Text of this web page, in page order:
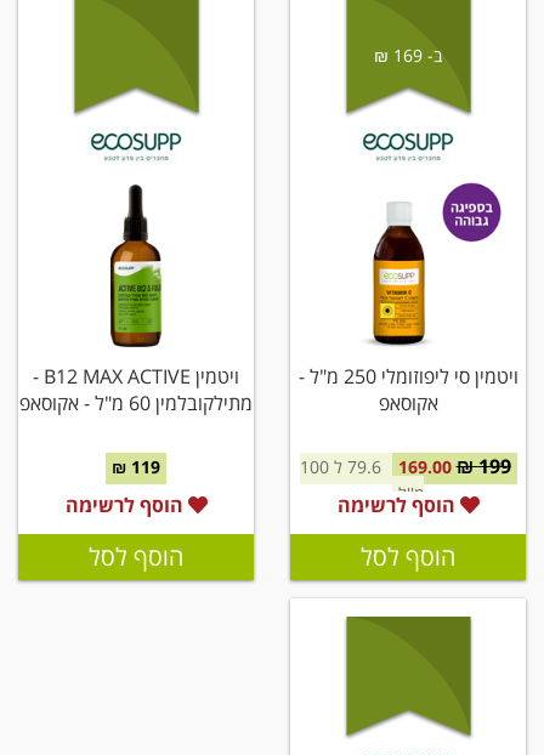
ב- 169 ₪
ויטמין סי ליפוזומלי 250 מ"ל -
אקוסאפ
199 ₪
169.00
79.6 ל 100
מ''ל
הוסף לרשימה
הוסף לסל
ויטמין B12 MAX ACTIVE -
מתילקובלמין 60 מ"ל - אקוסאפ
119 ₪
הוסף לרשימה
הוסף לסל